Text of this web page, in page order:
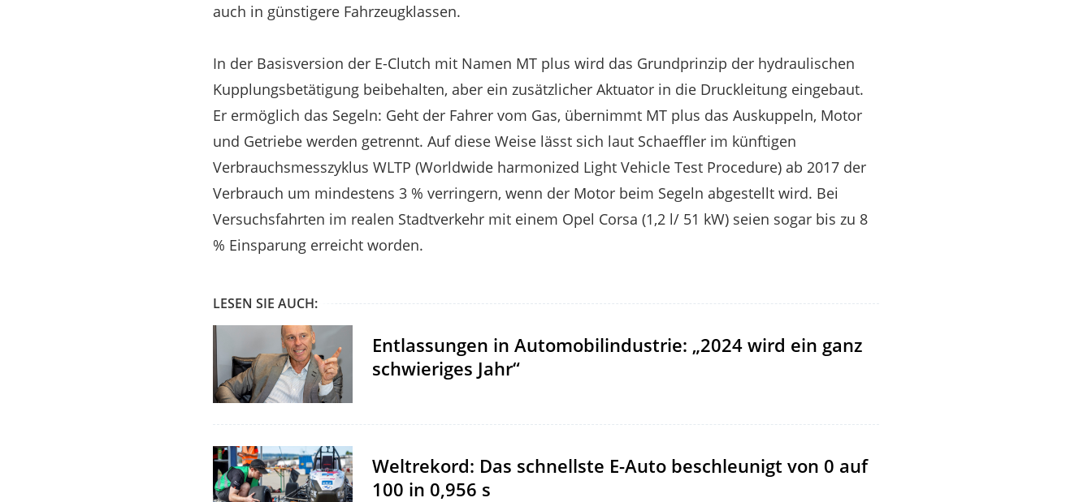
auch in günstigere Fahrzeugklassen.
In der Basisversion der E-Clutch mit Namen MT plus wird das Grundprinzip der hydraulischen
Kupplungsbetätigung beibehalten, aber ein zusätzlicher Aktuator in die Druckleitung eingebaut.
Er ermöglich das Segeln: Geht der Fahrer vom Gas, übernimmt MT plus das Auskuppeln, Motor
und Getriebe werden getrennt. Auf diese Weise lässt sich laut Schaeffler im künftigen
Verbrauchsmesszyklus WLTP (Worldwide harmonized Light Vehicle Test Procedure) ab 2017 der
Verbrauch um mindestens 3 % verringern, wenn der Motor beim Segeln abgestellt wird. Bei
Versuchsfahrten im realen Stadtverkehr mit einem Opel Corsa (1,2 l/ 51 kW) seien sogar bis zu 8
% Einsparung erreicht worden.
LESEN SIE AUCH:
Entlassungen in Automobilindustrie: „2024 wird ein ganz
schwieriges Jahr“
Weltrekord: Das schnellste E-Auto beschleunigt von 0 auf
100 in 0,956 s